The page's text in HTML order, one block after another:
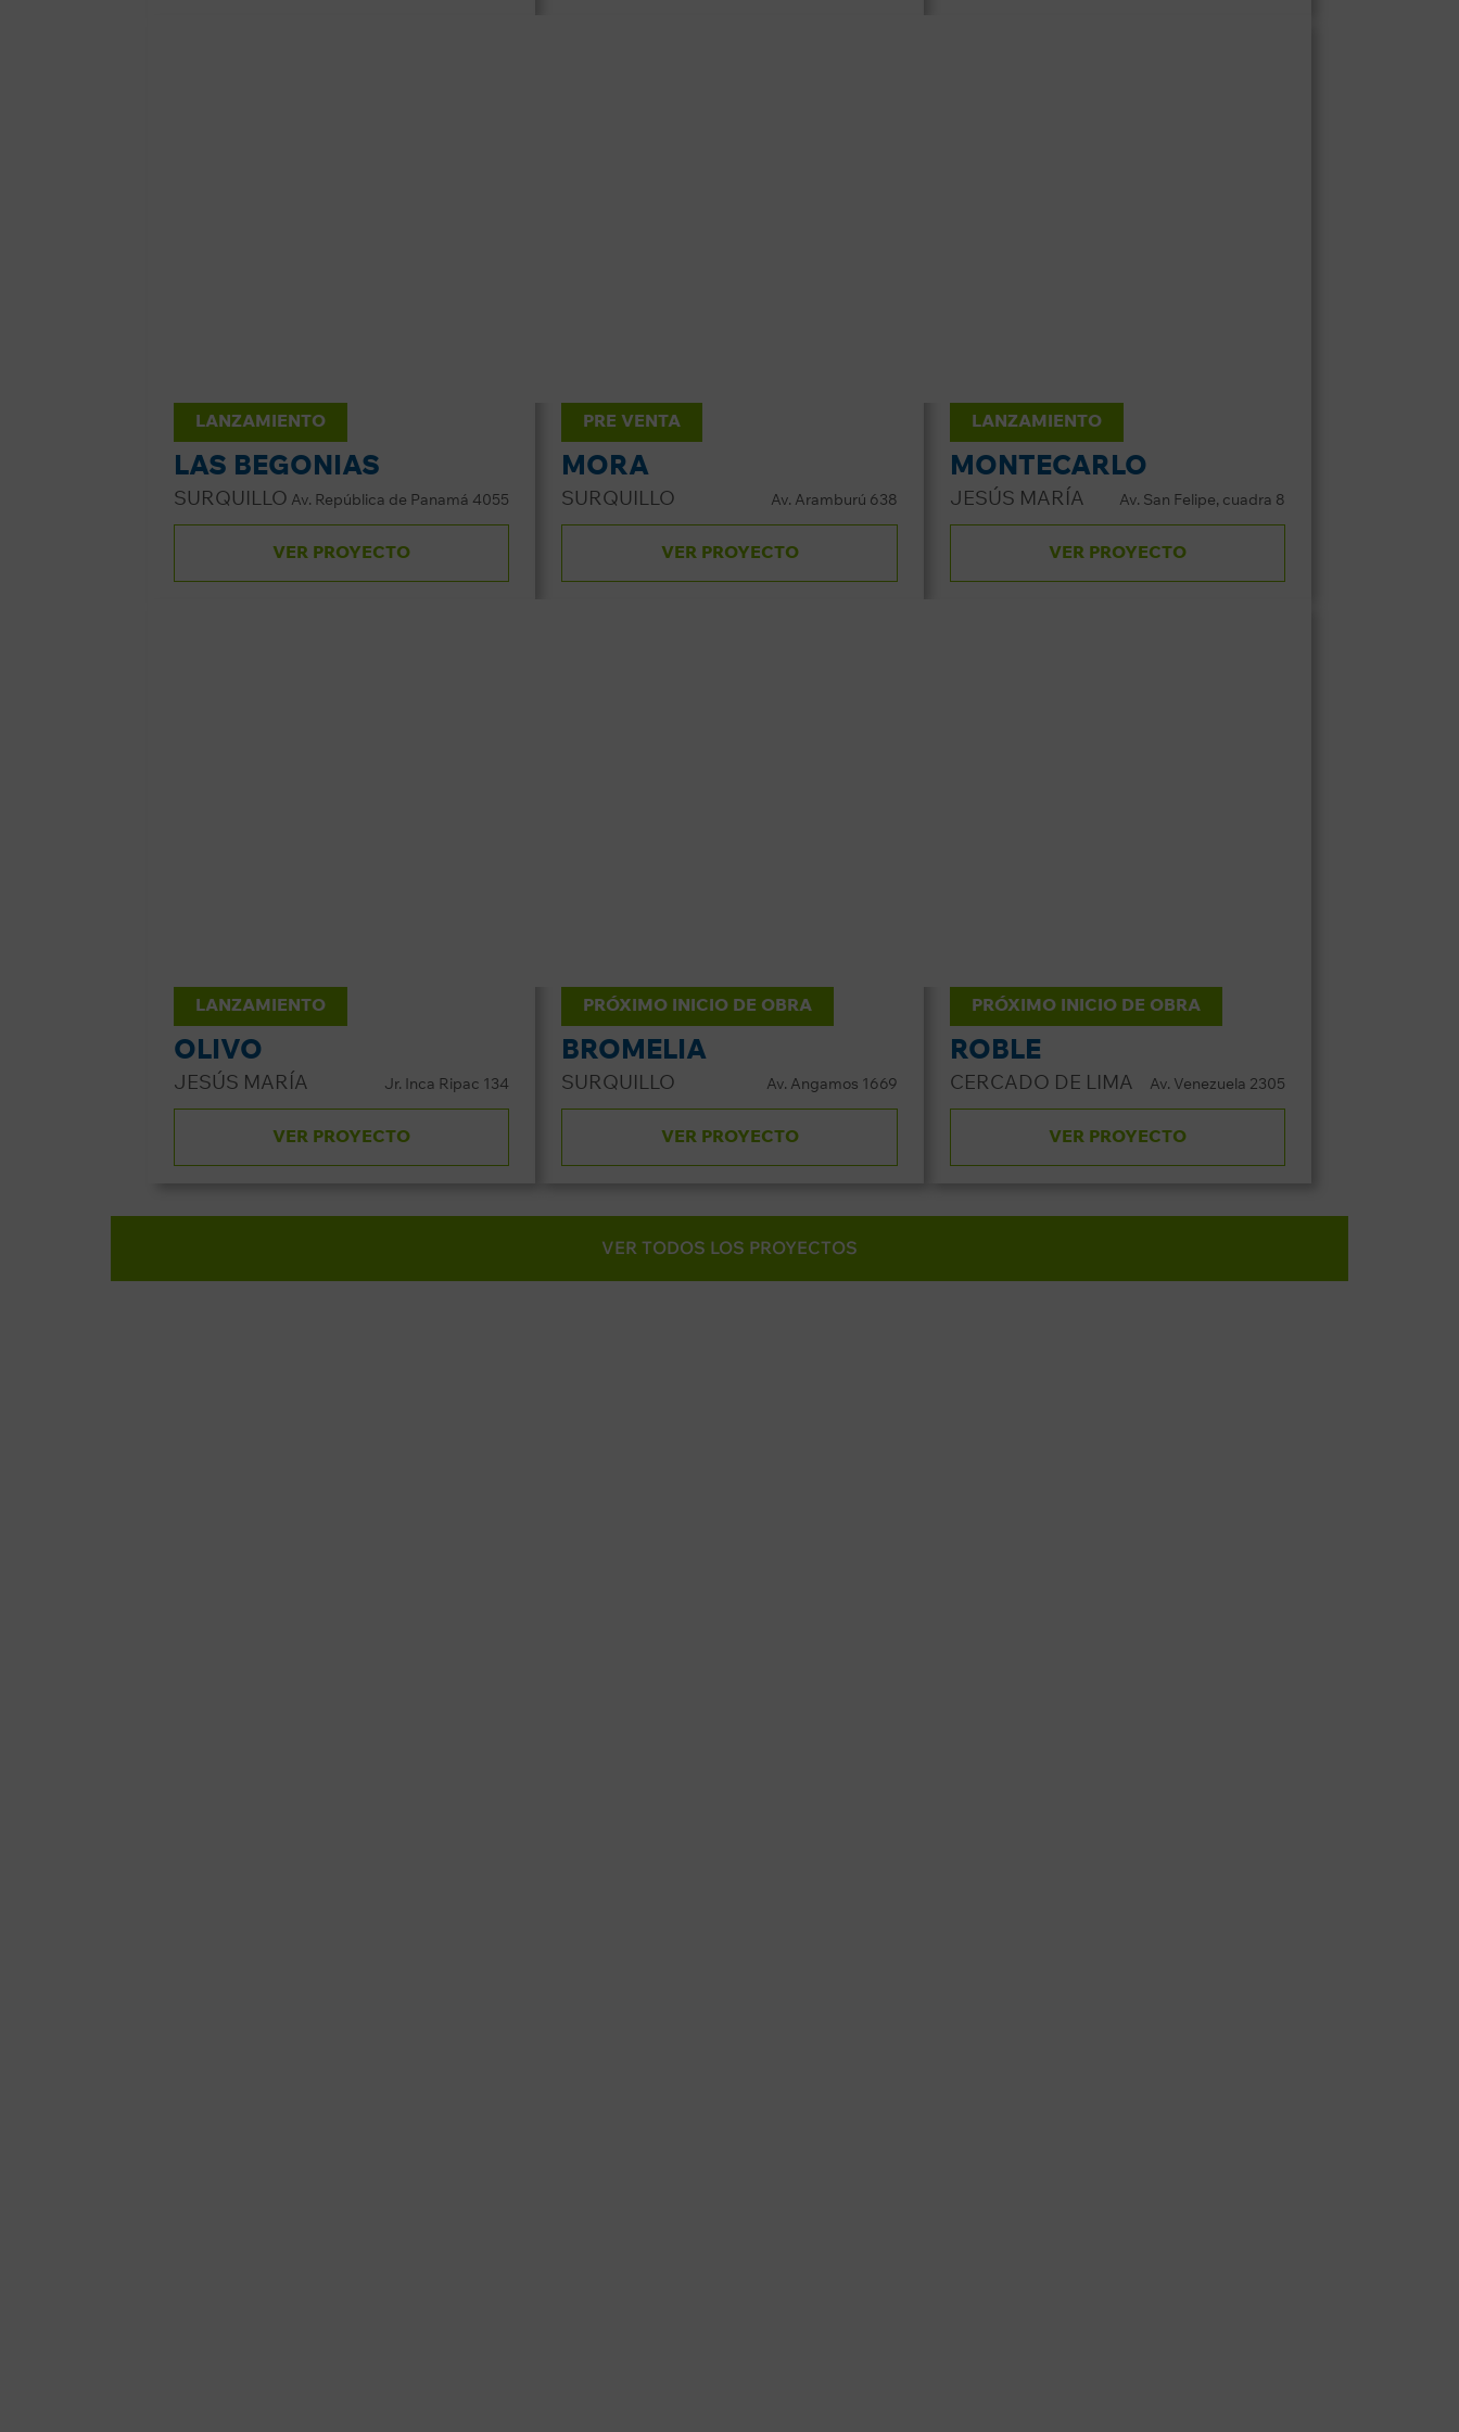
LANZAMIENTO
LAS BEGONIAS
SURQUILLO Av. República de Panamá 4055
VER PROYECTO
PRE VENTA
MORA
SURQUILLO Av. Aramburú 638
VER PROYECTO
LANZAMIENTO
MONTECARLO
JESÚS MARÍA Av. San Felipe, cuadra 8
VER PROYECTO
LANZAMIENTO
OLIVO
JESÚS MARÍA Jr. Inca Ripac 134
VER PROYECTO
PRÓXIMO INICIO DE OBRA
BROMELIA
SURQUILLO Av. Angamos 1669
VER PROYECTO
PRÓXIMO INICIO DE OBRA
ROBLE
CERCADO DE LIMA Av. Venezuela 2305
VER PROYECTO
VER TODOS LOS PROYECTOS